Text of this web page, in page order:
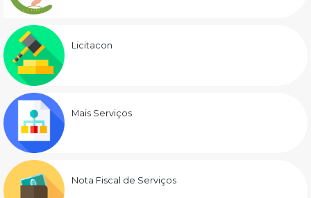
Licitacon
Mais Serviços
Nota Fiscal de Serviços